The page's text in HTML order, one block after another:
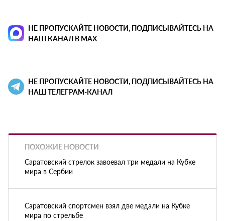
НЕ ПРОПУСКАЙТЕ НОВОСТИ, ПОДПИСЫВАЙТЕСЬ НА
НАШ КАНАЛ В MAX
НЕ ПРОПУСКАЙТЕ НОВОСТИ, ПОДПИСЫВАЙТЕСЬ НА
НАШ ТЕЛЕГРАМ-КАНАЛ
ПОХОЖИЕ НОВОСТИ
Саратовский стрелок завоевал три медали на Кубке
мира в Сербии
Саратовский спортсмен взял две медали на Кубке
мира по стрельбе